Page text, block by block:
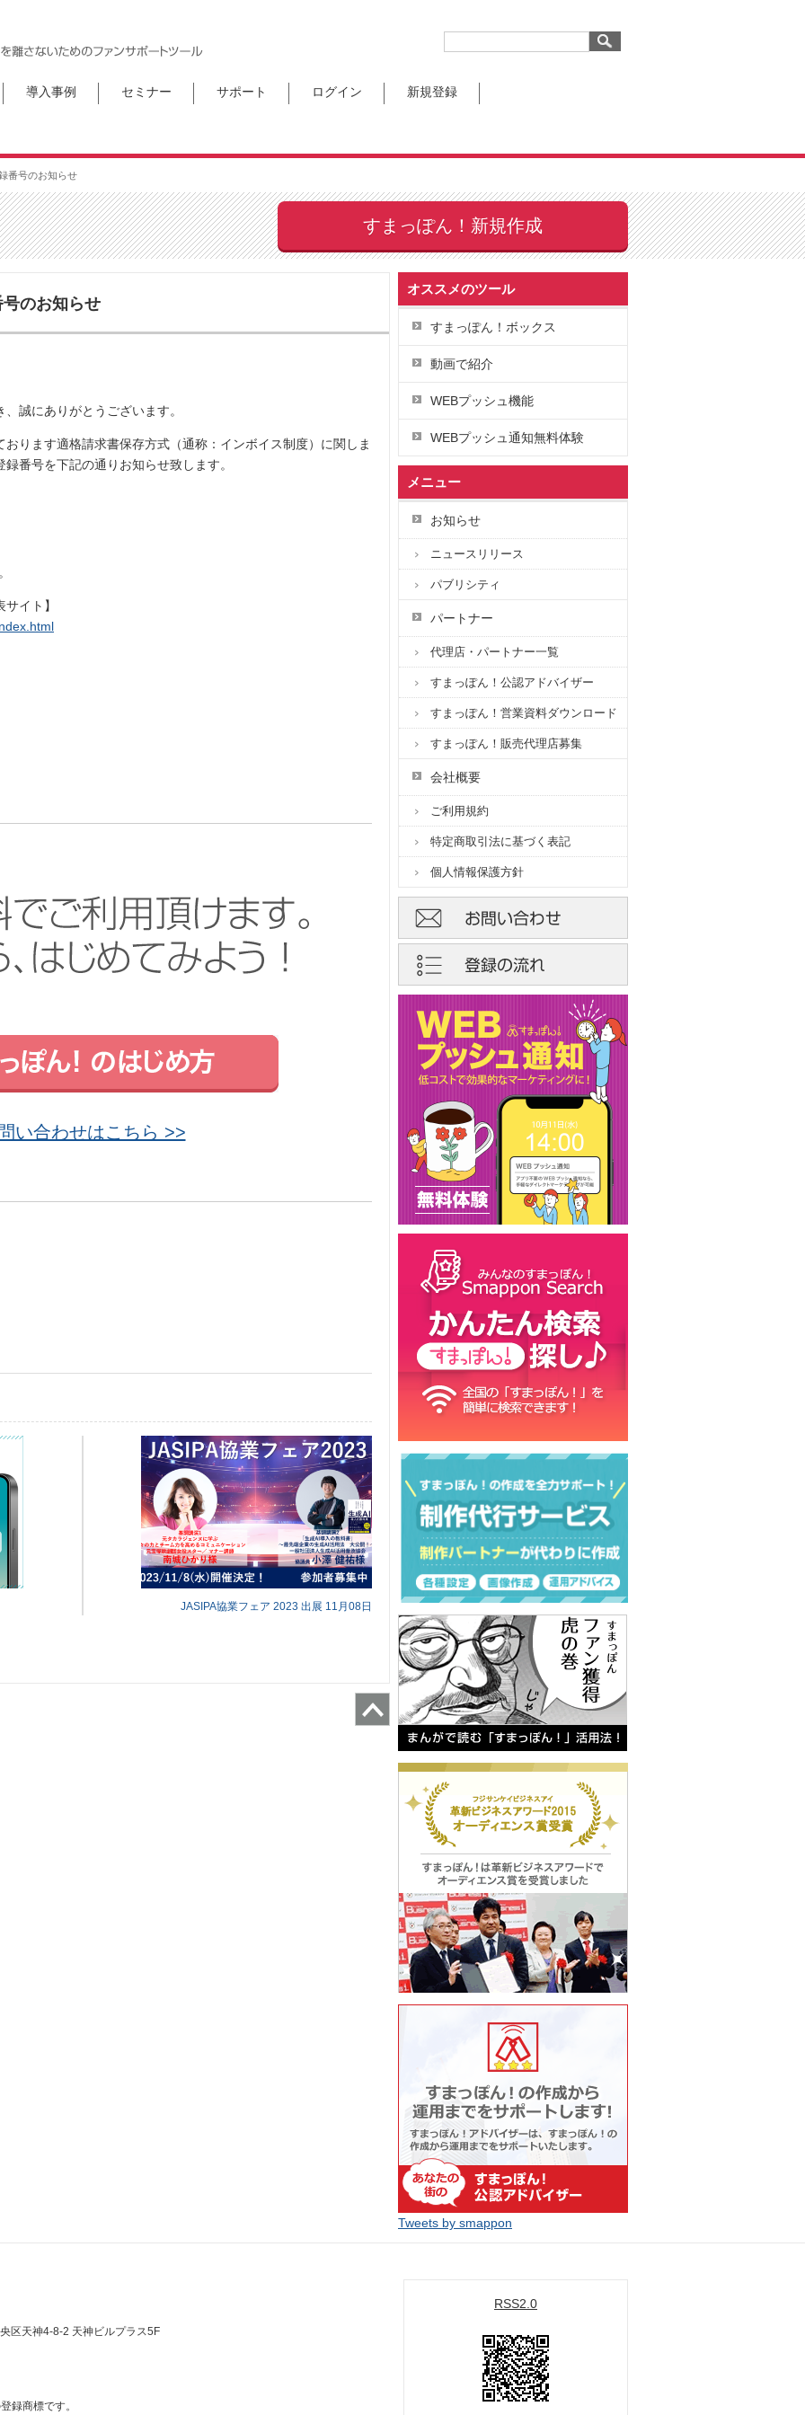
導入事例 セミナー サポート ログイン 新規登録
番号のお知らせ
すまっぽん！新規作成
のお知らせ
誠にありがとうございます。
ります適格請求書保存方式（通称：インボイス制度）に関しま
番号を下記の通りお知らせ致します。
イト】
い合わせはこちら >>
JASIPA協業フェア 2023 出展 11月08日
オススメのツール
すまっぽん！ボックス
動画で紹介
WEBプッシュ機能
WEBプッシュ通知無料体験
メニュー
お知らせ
ニュースリリース
パブリシティ
パートナー
代理店・パートナー一覧
すまっぽん！公認アドバイザー
すまっぽん！営業資料ダウンロード
すまっぽん！販売代理店募集
会社概要
ご利用規約
特定商取引法に基づく表記
個人情報保護方針
Tweets by smappon
区天神4-8-2 天神ビルプラス5F
録商標です。
RSS2.0